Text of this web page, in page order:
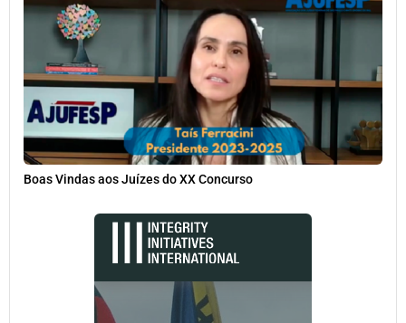
Boas Vindas aos Juízes do XX Concurso